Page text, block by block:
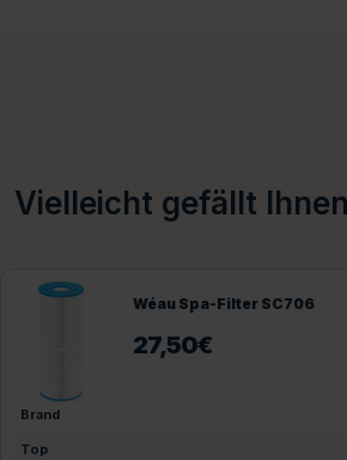
Vielleicht gefällt
Wéau Spa-Filter
29,95